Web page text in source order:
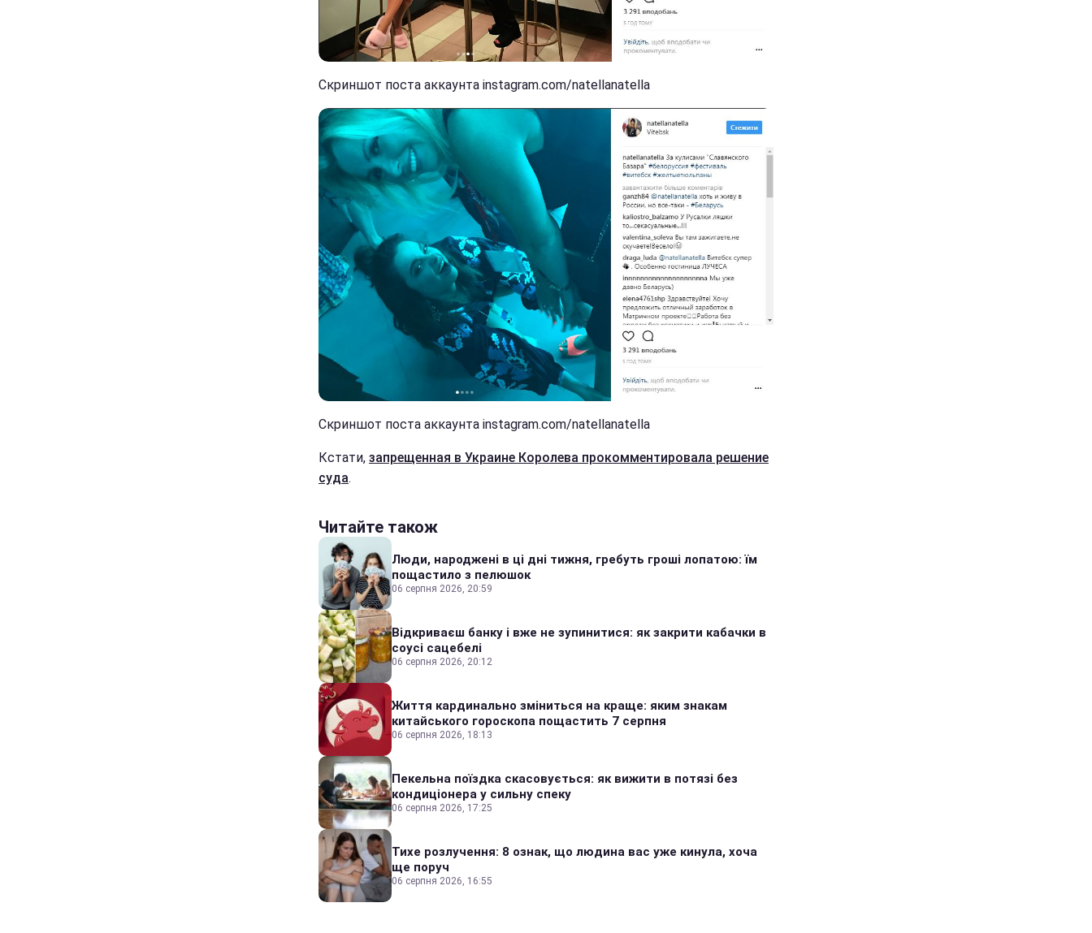
Скриншот поста аккаунта instagram.com/natellanatella
Скриншот поста аккаунта instagram.com/natellanatella
Кстати, запрещенная в Украине Королева прокомментировала решение
суда.
Читайте також
Люди, народжені в ці дні тижня, гребуть гроші лопатою: їм
пощастило з пелюшок
06 серпня 2026, 20:59
Відкриваєш банку і вже не зупинитися: як закрити кабачки в
соусі сацебелі
06 серпня 2026, 20:12
Життя кардинально зміниться на краще: яким знакам
китайського гороскопа пощастить 7 серпня
06 серпня 2026, 18:13
Пекельна поїздка скасовується: як вижити в потязі без
кондиціонера у сильну спеку
06 серпня 2026, 17:25
Тихе розлучення: 8 ознак, що людина вас уже кинула, хоча
ще поруч
06 серпня 2026, 16:55